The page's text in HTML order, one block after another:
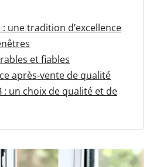
une tradition d’excellence
et fiables
après-vente de qualité
: un choix de qualité et de